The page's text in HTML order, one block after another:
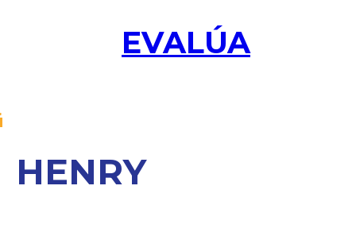
EVALÚA
HENRY